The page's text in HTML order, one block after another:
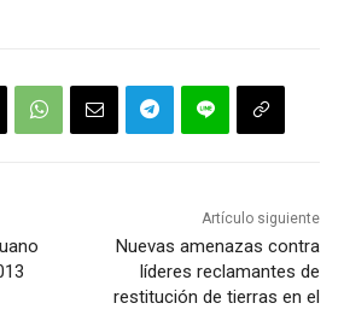
Artículo siguiente
Nuevas amenazas contra
líderes reclamantes de
restitución de tierras en el